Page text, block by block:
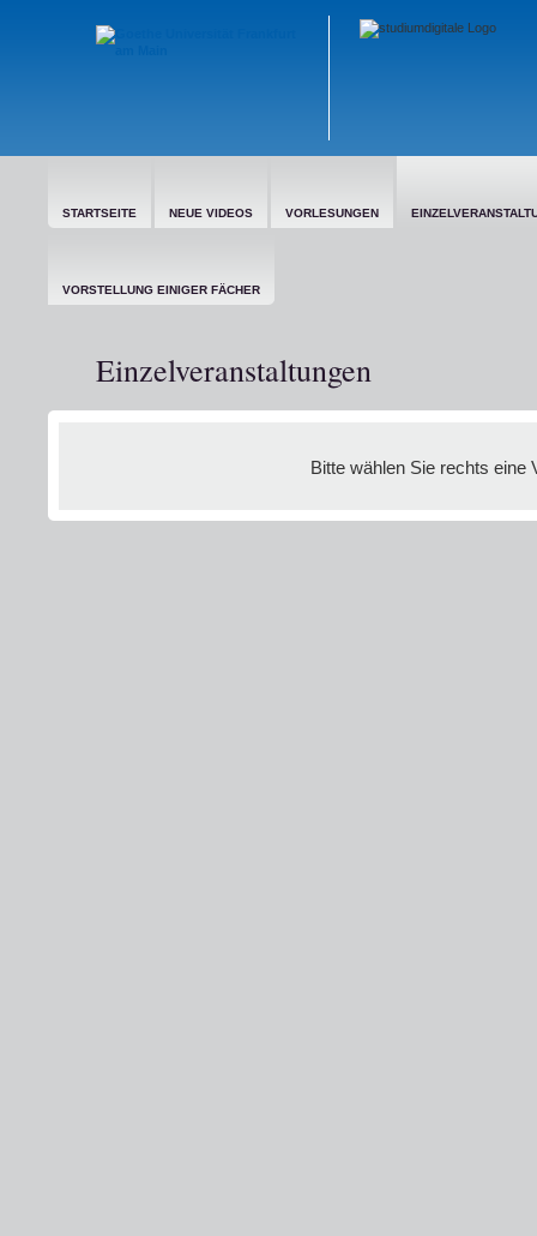
STARTSEITE NEUE VIDEOS VORLESUNGEN
VORSTELLUNG EINIGER FÄCHER
Einzelveranstaltungen
Bitte wählen Sie rechts eine